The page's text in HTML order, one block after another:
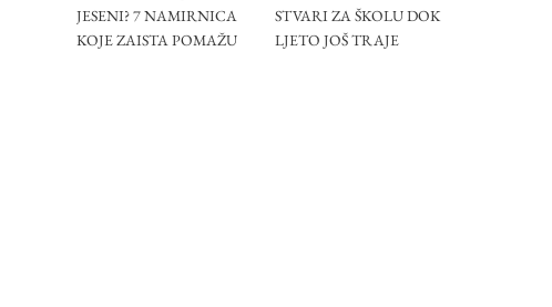
JESENI? 7 NAMIRNICA
KOJE ZAISTA POMAŽU
STVARI ZA ŠKOLU DOK
LJETO JOŠ TRAJE